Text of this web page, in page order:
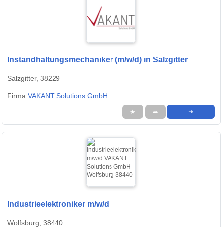
Instandhaltungsmechaniker (m/w/d) in Salzgitter
Salzgitter, 38229
Firma:VAKANT Solutions GmbH
★ ➦ ➜
Industrieelektroniker m/w/d
Wolfsburg, 38440